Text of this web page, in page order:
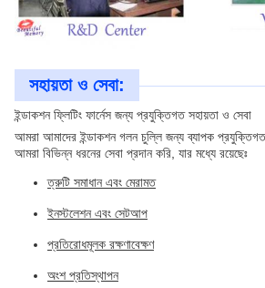
সহায়তা ও সেবা:
ইন্ডাকশন ফ্লিটিং ফার্নেস জন্য প্রযুক্তিগত সহায়তা ও সেবা
আমরা আমাদের ইন্ডাকশন গলন চুল্লি জন্য ব্যাপক প্রযুক্তিগত
আমরা বিভিন্ন ধরনের সেবা প্রদান করি, যার মধ্যে রয়েছেঃ
ত্রুটি সমাধান এবং মেরামত
ইনস্টলেশন এবং সেটআপ
প্রতিরোধমূলক রক্ষণাবেক্ষণ
অংশ প্রতিস্থাপন